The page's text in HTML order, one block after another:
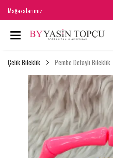
Mağazalarımız
Çelik Bileklik Pembe Detaylı Bileklik